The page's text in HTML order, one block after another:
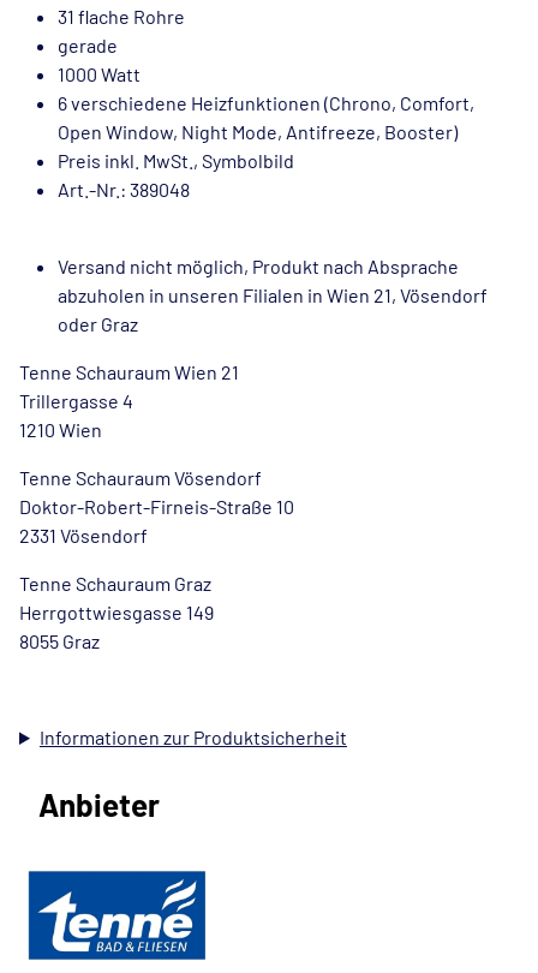
31 flache Rohre
gerade
1000 Watt
6 verschiedene Heizfunktionen (Chrono, Comfort,
Open Window, Night Mode, Antifreeze, Booster)
Preis inkl. MwSt., Symbolbild
Art.-Nr.: 389048
Versand nicht möglich, Produkt nach Absprache
abzuholen in unseren Filialen in Wien 21, Vösendorf
oder Graz
Tenne Schauraum Wien 21
Trillergasse 4
1210 Wien
Tenne Schauraum Vösendorf
Doktor-Robert-Firneis-Straße 10
2331 Vösendorf
Tenne Schauraum Graz
Herrgottwiesgasse 149
8055 Graz
Informationen zur Produktsicherheit
Anbieter